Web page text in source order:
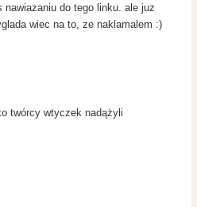
nawiazaniu do tego linku. ale juz
wiec na to, ze naklamalem :)
twórcy wtyczek nadążyli